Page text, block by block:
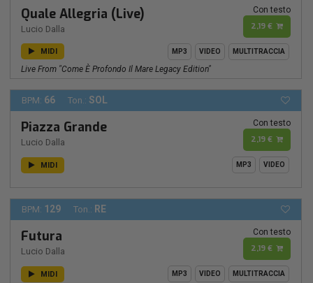
Quale Allegria (Live)
Lucio Dalla
Con testo
2,19 €
MIDI MP3 VIDEO MULTITRACCIA
Live From "Come È Profondo Il Mare Legacy Edition"
BPM: 66 Ton.: SOL
Piazza Grande
Lucio Dalla
Con testo
2,19 €
MIDI MP3 VIDEO
BPM: 129 Ton.: RE
Futura
Lucio Dalla
Con testo
2,19 €
MIDI MP3 VIDEO MULTITRACCIA